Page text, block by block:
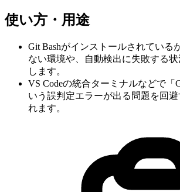
使い方・用途
Git Bashがインストールされている
ない環境や、自動検出に失敗する
します。
VS Codeの統合ターミナルなどで「
いう誤判定エラーが出る問題を回
れます。